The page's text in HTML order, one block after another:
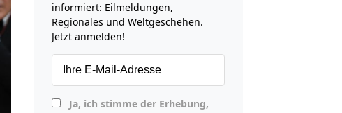
informiert: Eilmeldungen,
Regionales und Weltgeschehen.
Jetzt anmelden!